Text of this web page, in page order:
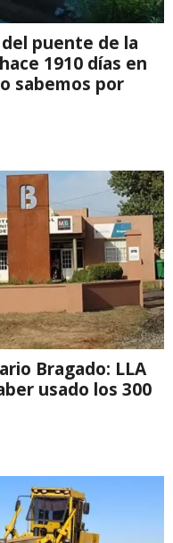
puente de la
1910 días en
sabemos por
Bragado: LLA
usado los 300